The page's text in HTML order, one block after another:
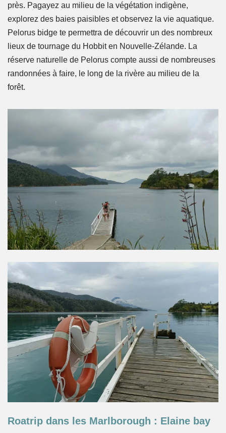
près. Pagayez au milieu de la végétation indigène,
explorez des baies paisibles et observez la vie aquatique.
Pelorus bidge te permettra de découvrir un des nombreux
lieux de tournage du Hobbit en Nouvelle-Zélande. La
réserve naturelle de Pelorus compte aussi de nombreuses
randonnées à faire, le long de la rivère au milieu de la
forêt.
Roatrip dans les Marlborough : Elaine bay